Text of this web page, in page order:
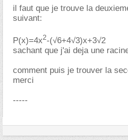
il faut que je trouve la
suivant:
P(x)=4x2-(√6+4√3)x+3√2
sachant que j'ai deja une
comment puis je trouver la
merci
-----